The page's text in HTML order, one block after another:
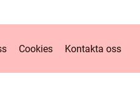
Cookies Kontakta oss